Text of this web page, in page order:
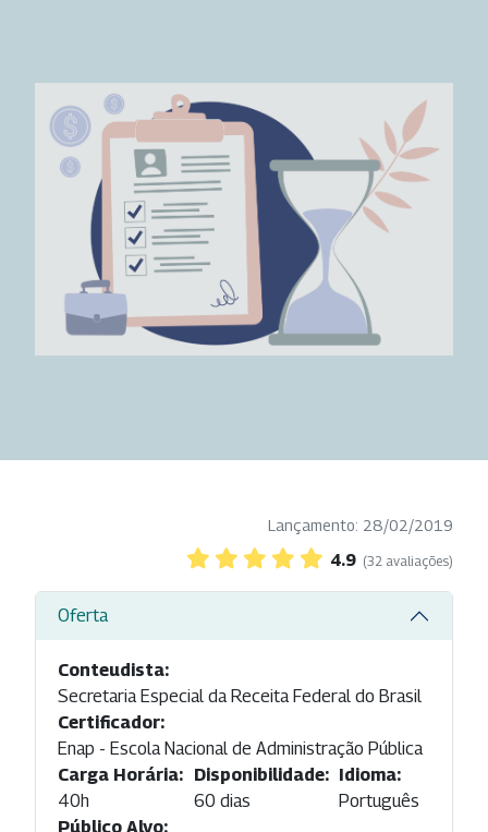
Lançamento: 28/02/2019
4.9 (32 avaliações)
Oferta
Conteudista:
Secretaria Especial da Receita Federal do Brasil
Certificador:
Enap - Escola Nacional de Administração Pública
Carga Horária:
40h
Disponibilidade:
60 dias
Idioma:
Português
Público Alvo: